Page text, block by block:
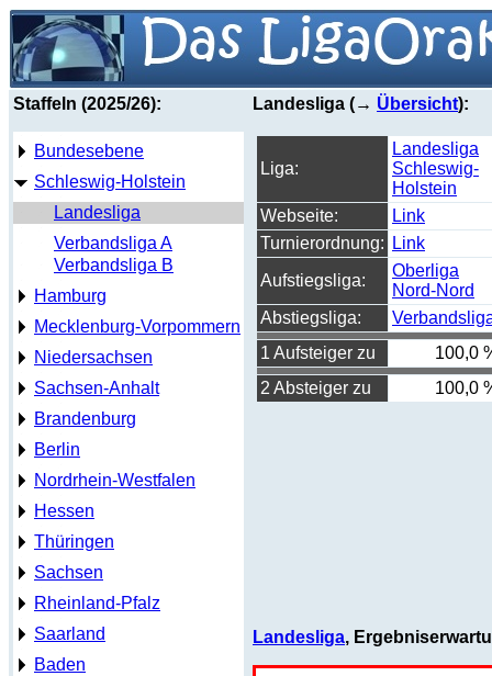
Staffeln (2025/26):
Bundesebene
Schleswig-Holstein
Landesliga
Verbandsliga A
Verbandsliga B
Hamburg
Mecklenburg-Vorpommern
Niedersachsen
Sachsen-Anhalt
Brandenburg
Berlin
Nordrhein-Westfalen
Hessen
Thüringen
Sachsen
Rheinland-Pfalz
Saarland
Baden
Landesliga (→ Übersicht):
Liga:
Landesliga
Schleswig-
Holstein
Webseite:
Link
Turnierordnung:
Link
Aufstiegsliga:
Oberliga
Nord-Nord
Abstiegsliga:
1 Aufsteiger zu
100,0
2 Absteiger zu
100,0
Landesliga,